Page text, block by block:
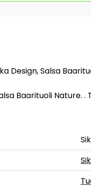
Design, Salsa
Baarituoli Nature. .